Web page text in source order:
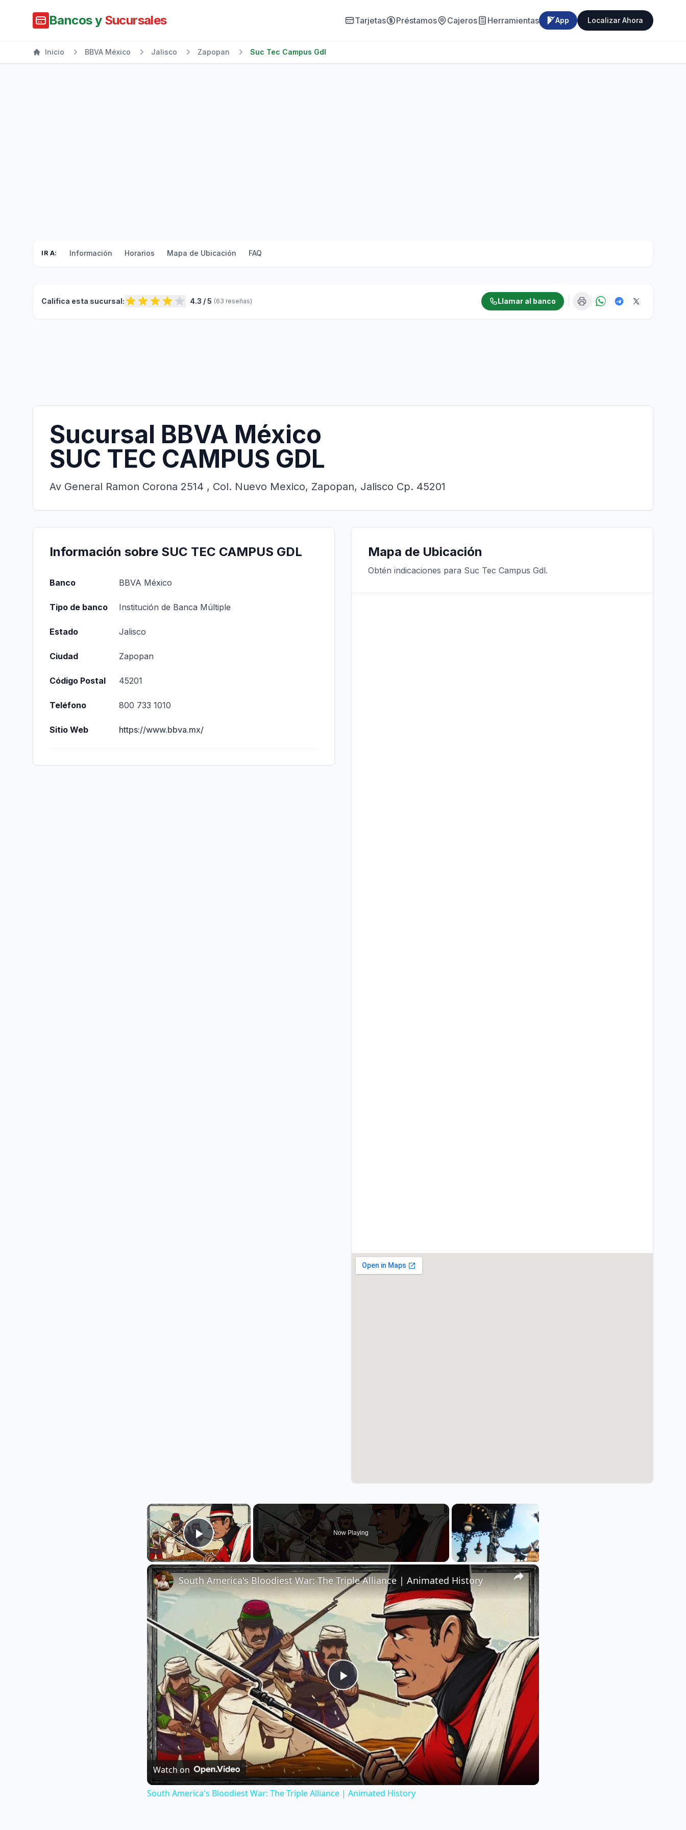
Bancos y Sucursales Tarjetas Préstamos Cajeros Herramientas App Localizar Ahora
Inicio BBVA México Jalisco Zapopan Suc Tec Campus Gdl
IR A: Información Horarios Mapa de Ubicación FAQ
Califica esta sucursal: 4.3 / 5 (63 reseñas) Llamar al banco
Sucursal BBVA México
SUC TEC CAMPUS GDL
Av General Ramon Corona 2514 , Col. Nuevo Mexico, Zapopan, Jalisco Cp. 45201
Información sobre SUC TEC CAMPUS GDL
Banco BBVA México
Tipo de banco Institución de Banca Múltiple
Estado Jalisco
Ciudad Zapopan
Código Postal 45201
Teléfono 800 733 1010
Sitio Web https://www.bbva.mx/
Mapa de Ubicación
Obtén indicaciones para Suc Tec Campus Gdl.
×
Play Video
Now Playing
×
Play
Video
South America's Bloodiest War: The Triple Alliance | Animated History
Watch on
South America's Bloodiest War: The Triple Alliance | Animated History